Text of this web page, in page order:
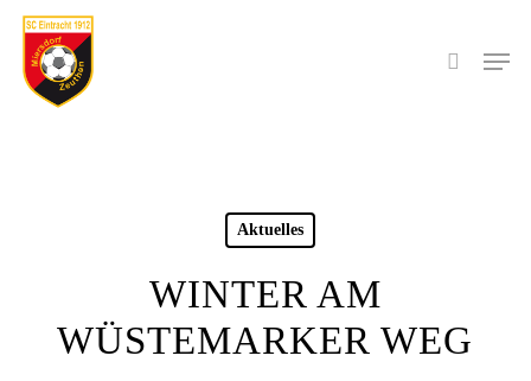
Skip
main
content
search
Menu
Aktuelles
WINTER AM
WÜSTEMARKER WEG